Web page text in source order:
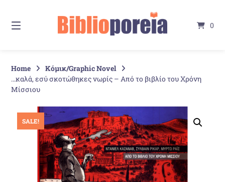
Inhalt
0
Home
Κόμικ/Graphic Novel
…καλά, εσύ σκοτώθηκες νωρίς – Από το βιβλίο του Χρόνη
Μίσσιου
SALE!